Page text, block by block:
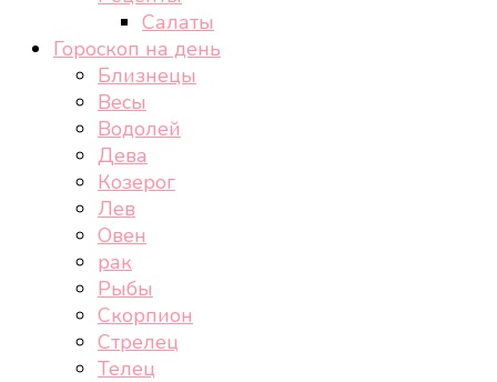
Салаты
Гороскоп на день
Близнецы
Весы
Водолей
Дева
Козерог
Лев
Овен
рак
Рыбы
Скорпион
Стрелец
Телец